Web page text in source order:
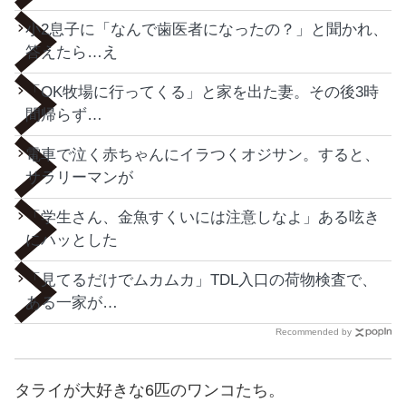
小2息子に「なんで歯医者になったの？」と聞かれ、
答えたら…え
「OK牧場に行ってくる」と家を出た妻。その後3時
間帰らず…
電車で泣く赤ちゃんにイラつくオジサン。すると、
サラリーマンが
「学生さん、金魚すくいには注意しなよ」ある呟き
にハッとした
「見てるだけでムカムカ」TDL入口の荷物検査で、
ある一家が…
Recommended by
タライが大好きな6匹のワンコたち。